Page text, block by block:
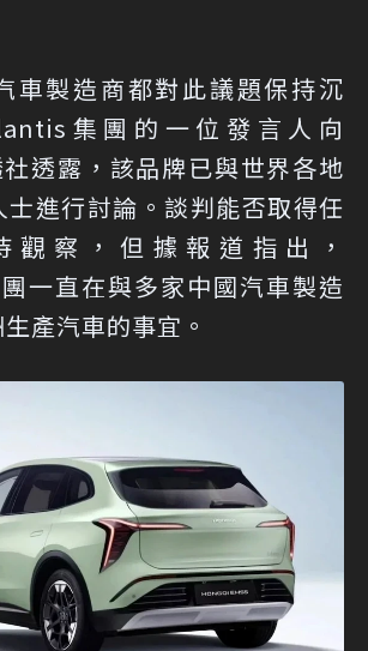
車製造商都對此議題保持沉
集團的一位發言人向
透露，該品牌已與世界各地
士進行討論。談判能否取得任
觀察，但據報道指出，
一直在與多家中國汽車製造
產汽車的事宜。